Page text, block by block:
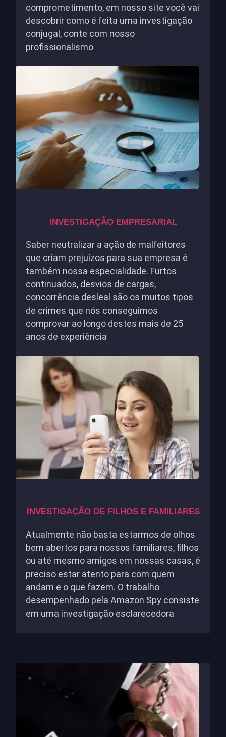
comprometimento, em nosso site você vai
descobrir como é feita uma investigação
conjugal, conte com nosso
profissionalismo
INVESTIGAÇÃO EMPRESARIAL
Saber neutralizar a ação de malfeitores
que criam prejuízos para sua empresa é
também nossa especialidade. Furtos
continuados, desvios de cargas,
concorrência desleal são os muitos tipos
de crimes que nós conseguimos
comprovar ao longo destes mais de 25
anos de experiência
INVESTIGAÇÃO DE FILHOS E FAMILIARES
Atualmente não basta estarmos de olhos
bem abertos para nossos familiares, filhos
ou até mesmo amigos em nossas casas, é
preciso estar atento para com quem
andam e o que fazem. O trabalho
desempenhado pela Amazon Spy consiste
em uma investigação esclarecedora